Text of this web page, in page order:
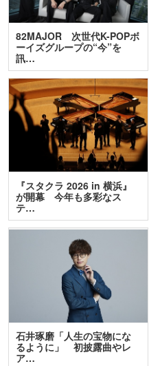
82MAJOR 次世代K-POPボ
ーイズグループの“今”を
訊…
『スタクラ 2026 in 横浜』
が開幕 今年も多彩なス
テ…
石井琢磨「人生の宝物にな
るように」 初披露曲やレ
ア…